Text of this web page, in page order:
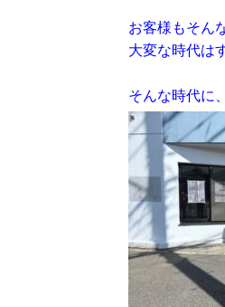
お客様もそん
大変な時代は
そんな時代に